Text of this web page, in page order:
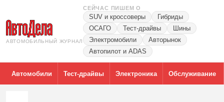
АВТОМОБИЛЬНЫЙ ЖУРНАЛ
СЕЙЧАС ПИШЕМ О
SUV и кроссоверы
Гибриды
ОСАГО
Тест-драйвы
Шины
Электромобили
Авторынок
Автопилот и ADAS
Автомобили Тест-драйвы Электроника Обслуживание